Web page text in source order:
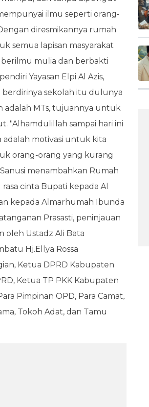
ilmu seperti orang-
diresmikannya rumah
semua lapisan masyarakat
mulia dan berbakti
Yayasan Elpi Al Azis,
berdirinya sekolah itu dulunya
adalah MTs, tujuannya untuk
"Alhamdulillah sampai hari ini
adalah motivasi untuk kita
orang-orang yang kurang
menambahkan Rumah
cinta Bupati kepada Al
kepada Almarhumah Ibunda
Prasasti, peninjauan
oleh Ustadz Ali Bata
Hj.Ellya Rossa
Ketua DPRD Kabupaten
Ketua TP PKK Kabupaten
Pimpinan OPD, Para Camat,
Tokoh Adat, dan Tamu